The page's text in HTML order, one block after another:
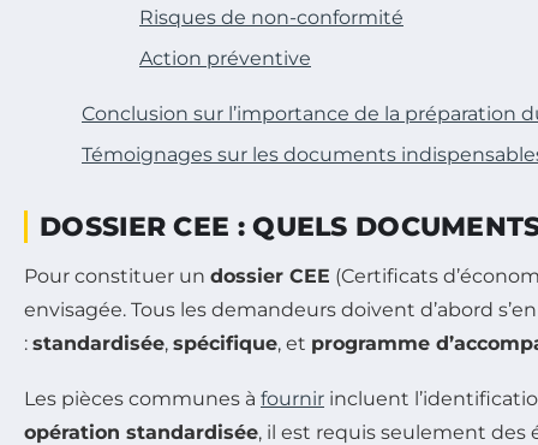
Risques de non-conformité
Action préventive
Conclusion sur l’importance de la préparation
Témoignages sur les documents
DOSSIER CEE : QUELS
Pour constituer un dossier CEE (Certificats
envisagée. Tous les demandeurs doivent d’abord
: standardisée, spécifique, et programme
Les pièces communes à fournir incluent
opération standardisée, il est requis seulement des